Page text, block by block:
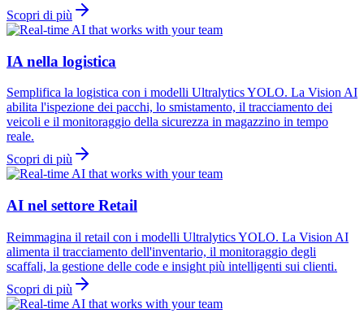
Scopri di più
IA nella logistica
Semplifica la logistica con i modelli Ultralytics YOLO. La Vision AI
abilita l'ispezione dei pacchi, lo smistamento, il tracciamento dei
veicoli e il monitoraggio della sicurezza in magazzino in tempo
reale.
Scopri di più
AI nel settore Retail
Reimmagina il retail con i modelli Ultralytics YOLO. La Vision AI
alimenta il tracciamento dell'inventario, il monitoraggio degli
scaffali, la gestione delle code e insight più intelligenti sui clienti.
Scopri di più